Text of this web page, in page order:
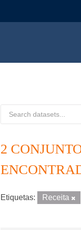
2
Etiquetas: Receita